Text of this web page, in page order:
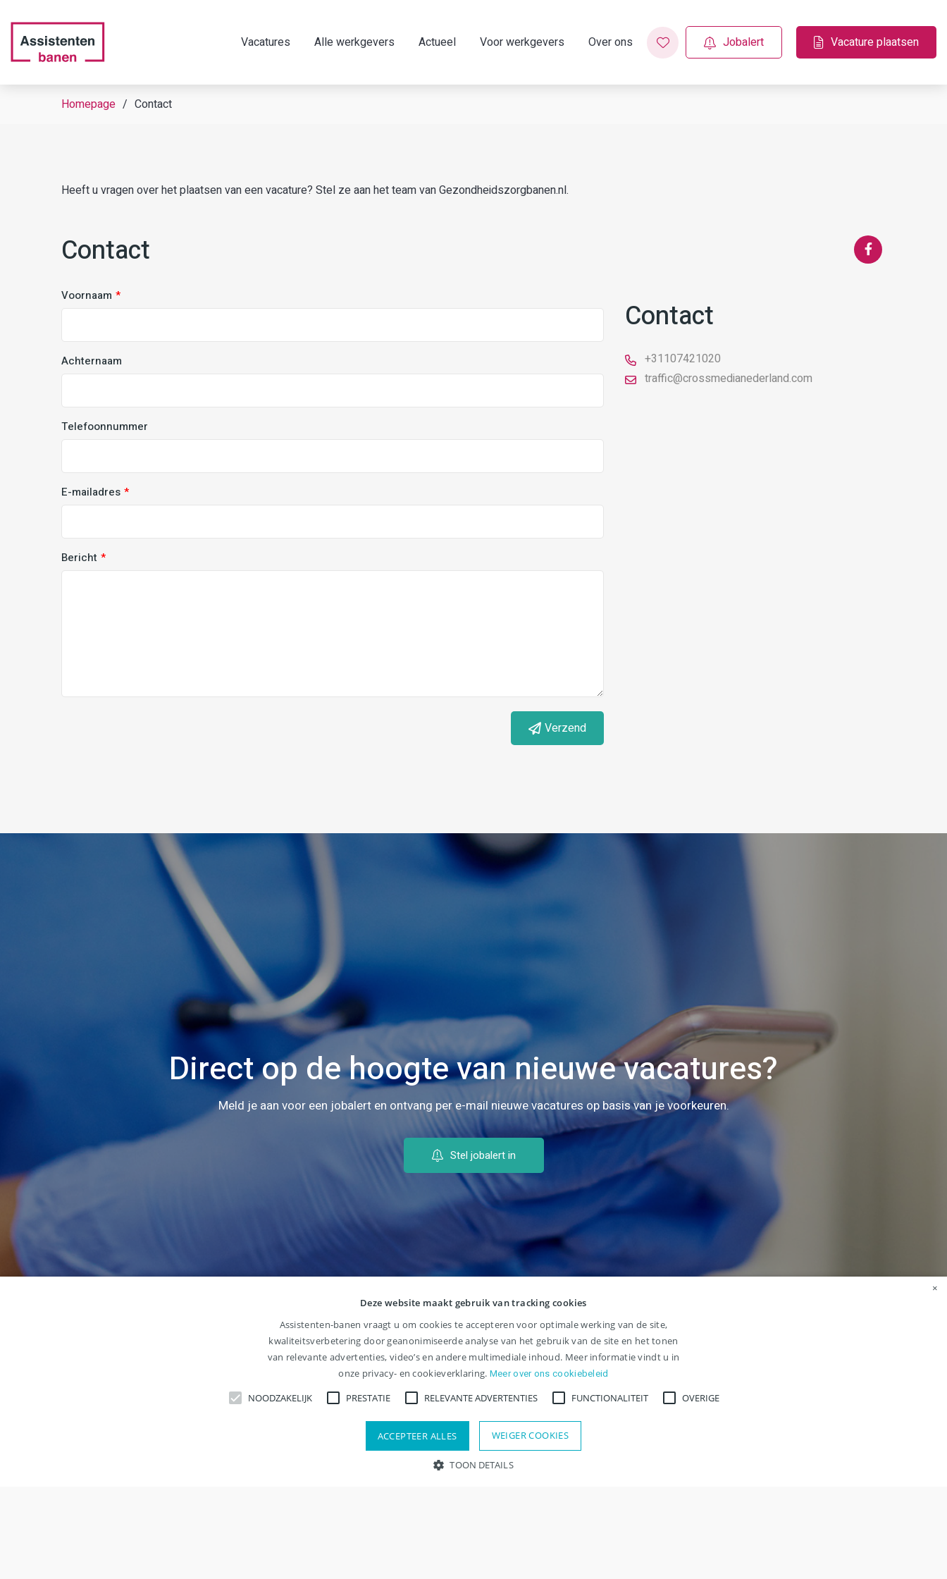
Vacatures Alle werkgevers Actueel Voor werkgevers Over ons Jobalert Vacature plaatsen
Homepage Contact
Heeft u vragen over het plaatsen van een vacature? Stel ze aan het team van Gezondheidszorgbanen.nl.
Contact
Voornaam
Achternaam
Telefoonnummer
E-mailadres
Bericht
Verzend
Contact
+31107421020
traffic@crossmedianederland.com
Direct op de hoogte van nieuwe vacatures?
Meld je aan voor een jobalert en ontvang per e-mail nieuwe vacatures op basis van je voorkeuren.
Stel jobalert in
Deze website maakt gebruik van tracking cookies
Assistenten-banen vraagt u om cookies te accepteren voor optimale werking van de site,
kwaliteitsverbetering door geanonimiseerde analyse van het gebruik van de site en het tonen
van relevante advertenties, video’s en andere multimediale inhoud. Meer informatie vindt u in
onze privacy- en cookieverklaring. Meer over ons cookiebeleid
NOODZAKELIJK PRESTATIE RELEVANTE ADVERTENTIES FUNCTIONALITEIT OVERIGE
ACCEPTEER ALLES WEIGER COOKIES
TOON DETAILS
×